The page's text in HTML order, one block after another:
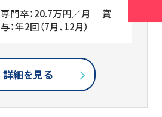
専門卒：20.7万円／月 │賞
与：年2回（7月、12月）
詳細を見る